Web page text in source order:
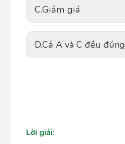
C.Giảm giá
D.Cả A và C đều đúng
Lời giải: